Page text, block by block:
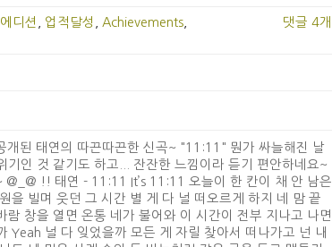
디션 업적달성 Achievements 댓글 4개
개된 태연의 따끈따끈한 신곡~ "11:11" 뭔가 싸늘해진 날
기인 것 같기도 하고... 잔잔한 느낌이라 듣기 편안하네요~
@_@ !! 태연 - 11:11 It’s 11:11 오늘이 한 칸이 채 안 남은
을 빌며 웃던 그 시간 별 게 다 널 떠오르게 하지 네 맘 끝
람 창을 열면 온통 네가 불어와 이 시간이 전부 지나고 나면
Yeah 널 다 잊었을까 모든 게 자릴 찾아서 떠나가고 넌 내